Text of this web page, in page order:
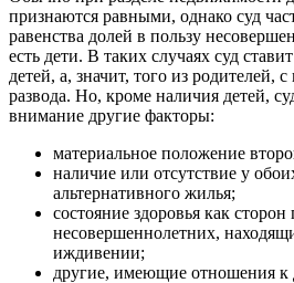
признаются равными, однако суд
равенства долей в пользу
есть дети. В таких случаях суд
детей, а, значит, того из родителей,
развода. Но, кроме наличия детей,
внимание другие факторы:
материальное положение
наличие или отсутствие у
альтернативного жилья;
состояние здоровья как сторон
несовершеннолетних,
иждивении;
другие, имеющие отношения к